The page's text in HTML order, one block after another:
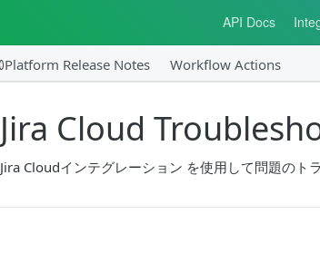
API Docs
Platform Release Notes Workflow Actions
Jira Cloud
Jira Cloudインテグレーション を使用して問題のト